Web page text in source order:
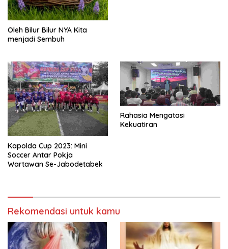
Oleh Bilur Bilur NYA Kita
menjadi Sembuh
Kapolda Cup 2023: Mini
Soccer Antar Pokja
Wartawan Se-Jabodetabek
Rahasia Mengatasi
Kekuatiran
Rekomendasi untuk kamu